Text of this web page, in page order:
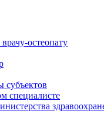
остеопату
субъектов
специалисте